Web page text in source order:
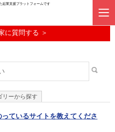
起業支援プラットフォームです
ービス
に質問する ＞
リーから探す
ているサイトを教えてくださ